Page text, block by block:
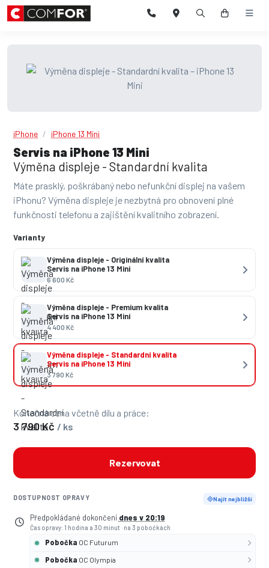
iPhone iPhone 13 Mini
Servis na iPhone 13 Mini
Výměna displeje - Standardní kvalita
Máte prasklý, poškrábaný nebo nefunkční displej na vašem
iPhonu? Výměna displeje je nezbytná pro obnovení plné
funkčnosti telefonu a zajištění kvalitního zobrazení.
Varianty
Výměna displeje - Originální kvalita
Servis na iPhone 13 Mini
6 600 Kč
Výměna displeje - Premium kvalita
Servis na iPhone 13 Mini
4 400 Kč
Výměna displeje - Standardní kvalita
Servis na iPhone 13 Mini
3 790 Kč
Konečná cena včetně dílu a práce:
3 790 Kč / ks
Rezervovat
DOSTUPNOST OPRAVY Najít nejbližší
Předpokládané dokončení dnes v 20:19
Čas opravy: 1 hodina a 30 minut · na 3 pobočkách
Pobočka OC Futurum
Pobočka OC Olympia